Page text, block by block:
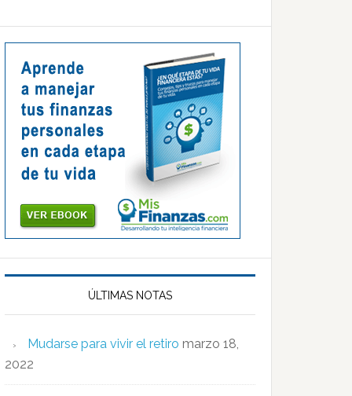
ÚLTIMAS NOTAS
Mudarse para vivir el retiro marzo 18,
2022